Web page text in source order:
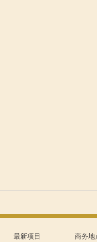
最新项目 商务地